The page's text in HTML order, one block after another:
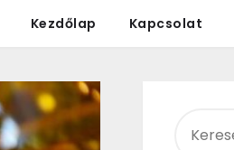
Kezdőlap Kapcsolat